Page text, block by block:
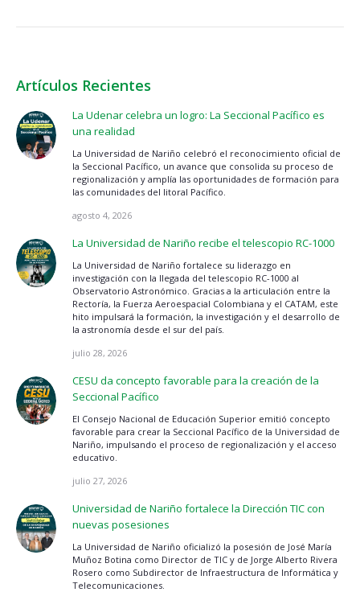
Artículos Recientes
La Udenar celebra un logro: La Seccional Pacífico es
una realidad
La Universidad de Nariño celebró el reconocimiento oficial de
la Seccional Pacífico, un avance que consolida su proceso de
regionalización y amplía las oportunidades de formación para
las comunidades del litoral Pacífico.
agosto 4, 2026
La Universidad de Nariño recibe el telescopio RC-1000
La Universidad de Nariño fortalece su liderazgo en
investigación con la llegada del telescopio RC-1000 al
Observatorio Astronómico. Gracias a la articulación entre la
Rectoría, la Fuerza Aeroespacial Colombiana y el CATAM, este
hito impulsará la formación, la investigación y el desarrollo de
la astronomía desde el sur del país.
julio 28, 2026
CESU da concepto favorable para la creación de la
Seccional Pacífico
El Consejo Nacional de Educación Superior emitió concepto
favorable para crear la Seccional Pacífico de la Universidad de
Nariño, impulsando el proceso de regionalización y el acceso
educativo.
julio 27, 2026
Universidad de Nariño fortalece la Dirección TIC con
nuevas posesiones
La Universidad de Nariño oficializó la posesión de José María
Muñoz Botina como Director de TIC y de Jorge Alberto Rivera
Rosero como Subdirector de Infraestructura de Informática y
Telecomunicaciones.